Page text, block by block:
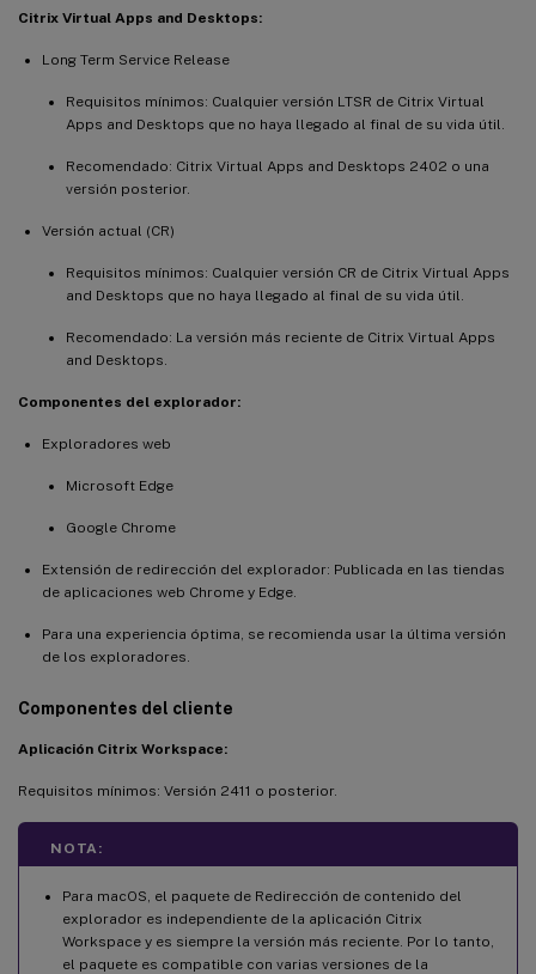
Citrix Virtual Apps and Desktops:
Long Term Service Release
Requisitos mínimos: Cualquier versión LTSR de Citrix Virtual
Apps and Desktops que no haya llegado al final de su vida útil.
Recomendado: Citrix Virtual Apps and Desktops 2402 o una
versión posterior.
Versión actual (CR)
Requisitos mínimos: Cualquier versión CR de Citrix Virtual Apps
and Desktops que no haya llegado al final de su vida útil.
Recomendado: La versión más reciente de Citrix Virtual Apps
and Desktops.
Componentes del explorador:
Exploradores web
Microsoft Edge
Google Chrome
Extensión de redirección del explorador: Publicada en las tiendas
de aplicaciones web Chrome y Edge.
Para una experiencia óptima, se recomienda usar la última versión
de los exploradores.
Componentes del cliente
Aplicación Citrix Workspace:
Requisitos mínimos: Versión 2411 o posterior.
NOTA:
Para macOS, el paquete de Redirección de contenido del
explorador es independiente de la aplicación Citrix
Workspace y es siempre la versión más reciente. Por lo tanto,
el paquete es compatible con varias versiones de la